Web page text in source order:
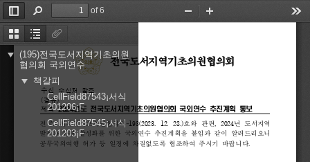
ThumbnailsDocument
Outline
(195)전국도서지역기초의원
협의회 국외연수
책갈피
CellField87543¡서식
201206¡F
CellField87545¡서식
201203¡F
Toggle
Sidebar
Find
of 6
Zoom
전국도서지역기초의원협의회
수신 수신처
참조
(경유)
제목 2024년도 전국도서지역기초의원협의회 국외연수 추진계획 통보
전국도서지역기초의원협의회-193(2023. 12. 28.)호와 관련 2024년
도서지역
발전과 관광 활성화를 위한 국외연수 추진계획을 붙임과 같이
알려드리오니
공무국외여행 허가 등 일정에 차질없도록 협조하여 주시기 바랍니다.